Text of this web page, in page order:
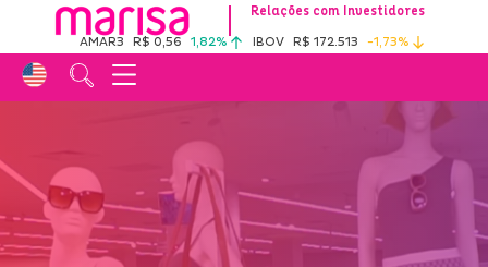
Relações com Investidores
AMAR3 R$ 0,56 1,82% IBOV R$ 172.513 -1,73%